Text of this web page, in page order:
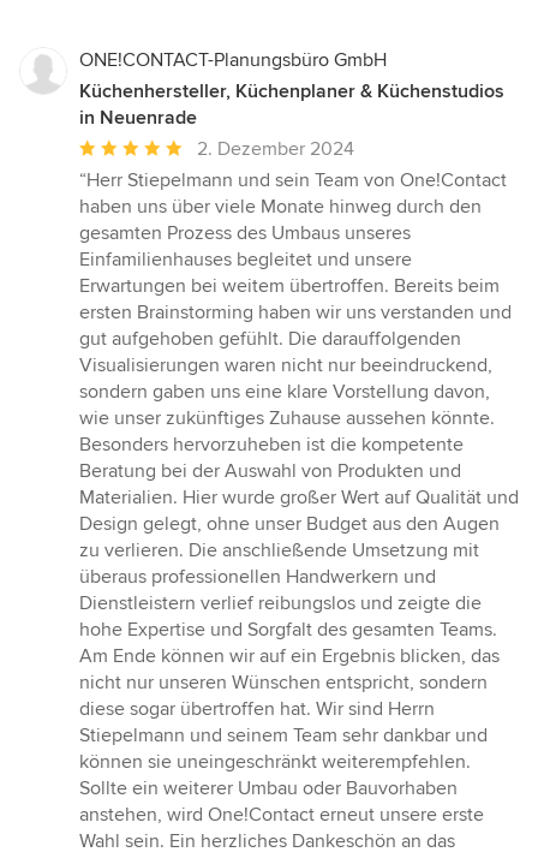
ONE!CONTACT-Planungsbüro GmbH
Küchenhersteller, Küchenplaner & Küchenstudios
in Neuenrade
Durchschnittliche
Bewertung:
5
von
5
Sternen
2. Dezember 2024
“Herr Stiepelmann und sein Team von One!Contact
haben uns über viele Monate hinweg durch den
gesamten Prozess des Umbaus unseres
Einfamilienhauses begleitet und unsere
Erwartungen bei weitem übertroffen. Bereits beim
ersten Brainstorming haben wir uns verstanden und
gut aufgehoben gefühlt. Die darauffolgenden
Visualisierungen waren nicht nur beeindruckend,
sondern gaben uns eine klare Vorstellung davon,
wie unser zukünftiges Zuhause aussehen könnte.
Besonders hervorzuheben ist die kompetente
Beratung bei der Auswahl von Produkten und
Materialien. Hier wurde großer Wert auf Qualität und
Design gelegt, ohne unser Budget aus den Augen
zu verlieren. Die anschließende Umsetzung mit
überaus professionellen Handwerkern und
Dienstleistern verlief reibungslos und zeigte die
hohe Expertise und Sorgfalt des gesamten Teams.
Am Ende können wir auf ein Ergebnis blicken, das
nicht nur unseren Wünschen entspricht, sondern
diese sogar übertroffen hat. Wir sind Herrn
Stiepelmann und seinem Team sehr dankbar und
können sie uneingeschränkt weiterempfehlen.
Sollte ein weiterer Umbau oder Bauvorhaben
anstehen, wird One!Contact erneut unsere erste
Wahl sein. Ein herzliches Dankeschön an das